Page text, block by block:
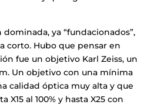
dominada, ya “fundacionados”,
corto. Hubo que pensar en
fue un objetivo Karl Zeiss, un
Un objetivo con una mínima
calidad óptica muy alta y que
X15 al 100% y hasta X25 con